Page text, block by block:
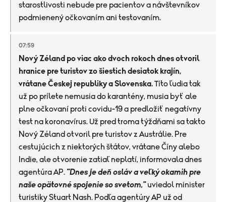
starostlivosti nebude pre pacientov a návštevníkov
podmienený očkovaním ani testovaním.
07:59
Nový Zéland po viac ako dvoch rokoch dnes otvoril
hranice pre turistov zo šiestich desiatok krajín,
vrátane Českej republiky a Slovenska.Títo ľudia tak
už po prílete nemusia do karantény, musia byť ale
plne očkovaní proti covidu-19 a predložiť negatívny
test na koronavírus. Už pred troma týždňami sa takto
Nový Zéland otvoril pre turistov z Austrálie. Pre
cestujúcich z niektorých štátov, vrátane Číny alebo
Indie, ale otvorenie zatiaľ neplatí, informovala dnes
agentúra AP. "Dnes je deň osláv a veľký okamih pre
naše opätovné spojenie so svetom," uviedol minister
turistiky Stuart Nash. Podľa agentúry AP už od